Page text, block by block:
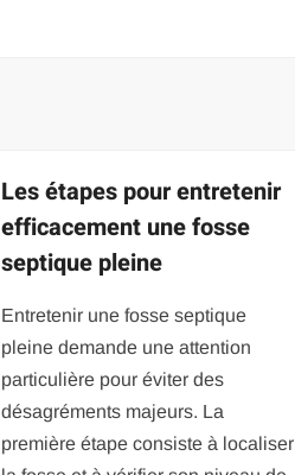
Les étapes pour entretenir
efficacement une fosse
septique pleine
Entretenir une fosse septique
pleine demande une attention
particulière pour éviter des
désagréments majeurs. La
première étape consiste à localiser